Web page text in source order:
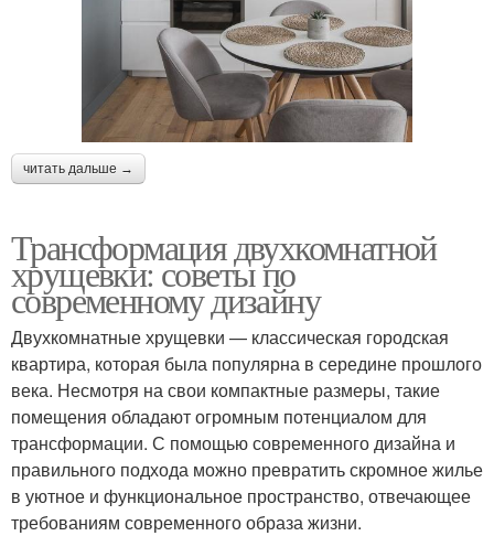
читать дальше →
Трансформация двухкомнатной
хрущевки: советы по
современному дизайну
Двухкомнатные хрущевки — классическая городская
квартира, которая была популярна в середине прошлого
века. Несмотря на свои компактные размеры, такие
помещения обладают огромным потенциалом для
трансформации. С помощью современного дизайна и
правильного подхода можно превратить скромное жилье
в уютное и функциональное пространство, отвечающее
требованиям современного образа жизни.